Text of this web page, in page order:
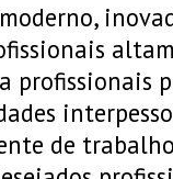
profissionais
de